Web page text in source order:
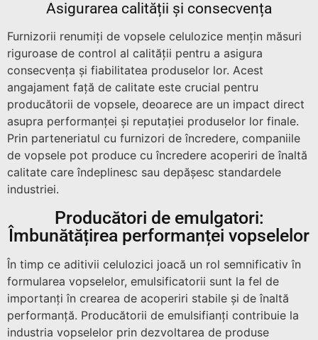
Asigurarea calității și consecvența
Furnizorii renumiți de vopsele celulozice mențin măsuri
riguroase de control al calității pentru a asigura
consecvența și fiabilitatea produselor lor. Acest
angajament față de calitate este crucial pentru
producătorii de vopsele, deoarece are un impact direct
asupra performanței și reputației produselor lor finale.
Prin parteneriatul cu furnizori de încredere, companiile
de vopsele pot produce cu încredere acoperiri de înaltă
calitate care îndeplinesc sau depășesc standardele
industriei.
Producători de emulgatori:
Îmbunătățirea performanței vopselelor
În timp ce aditivii celulozici joacă un rol semnificativ în
formularea vopselelor, emulsificatorii sunt la fel de
importanți în crearea de acoperiri stabile și de înaltă
performanță. Producătorii de emulsifianți contribuie la
industria vopselelor prin dezvoltarea de produse